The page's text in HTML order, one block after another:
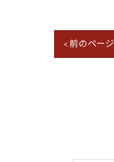
< 前のページ